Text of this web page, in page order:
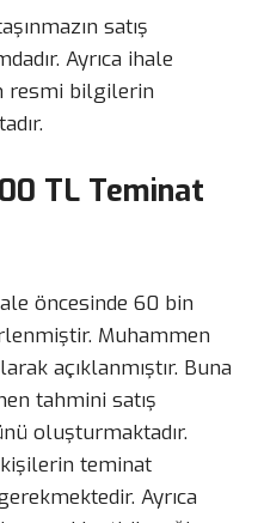
satış
Ayrıca ihale
resmi bilgilerin
TL Teminat
öncesinde 60 bin
Muhammen
açıklanmıştır. Buna
tahmini satış
oluşturmaktadır.
kişilerin teminat
Ayrıca